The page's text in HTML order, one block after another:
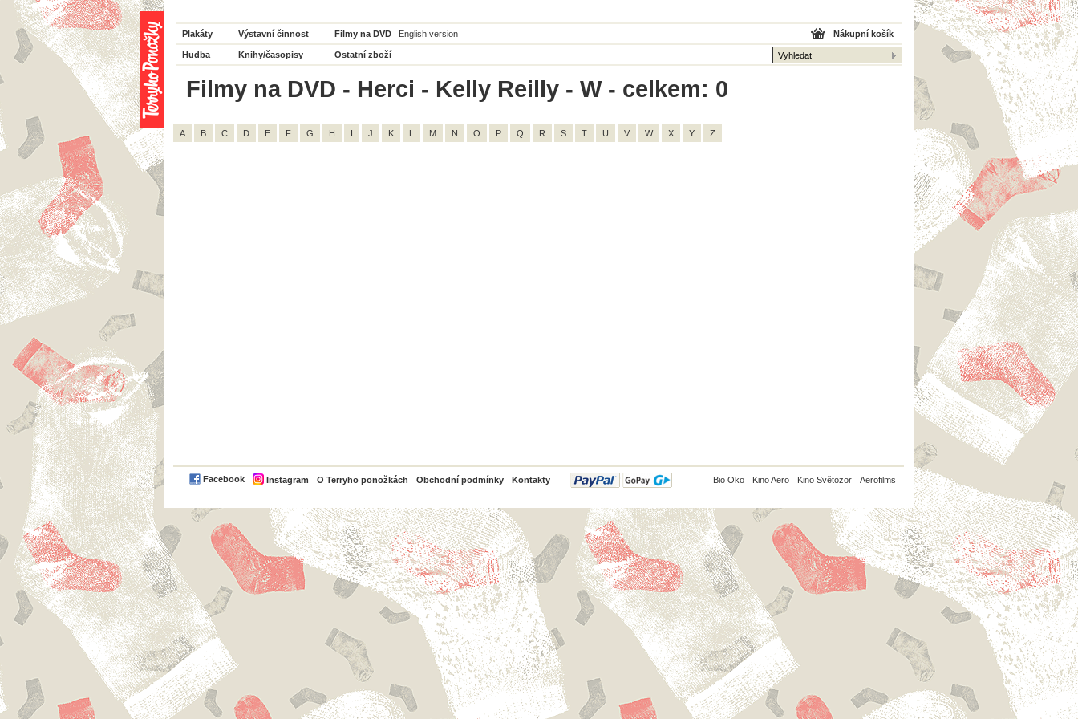
Plakáty Výstavní činnost Filmy na DVD English version
Hudba Knihy/časopisy Ostatní zboží
Nákupní košík
Filmy na DVD - Herci - Kelly Reilly - W - celkem: 0
A B C D E F G H I J K L M N O P Q R S T U V W X Y Z
Facebook Instagram O Terryho ponožkách Obchodní podmínky Kontakty
PayPal Bio Oko Kino Aero Kino Světozor Aerofilms